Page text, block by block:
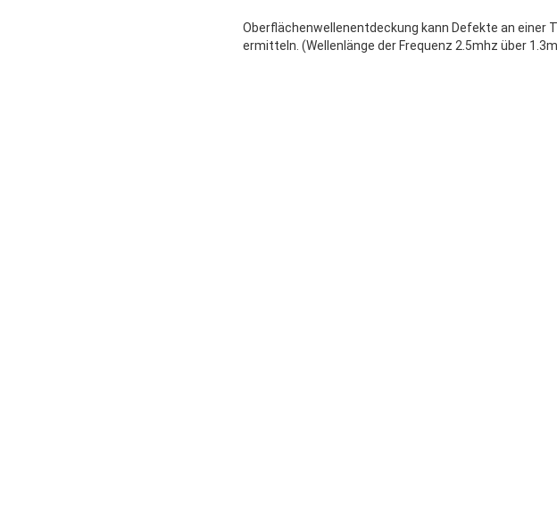
Oberflächenwellenentdeckung kann Defekte an einer
ermitteln. (Wellenlänge der Frequenz 2.5mhz über